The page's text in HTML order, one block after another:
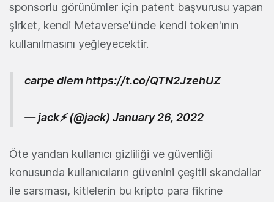
sponsorlu görünümler için patent başvurusu yapan
şirket, kendi Metaverse'ünde kendi token'ının
kullanılmasını yeğleyecektir.
carpe diemhttps://t.co/QTN2JzehUZ
— jack⚡️ (@jack) January 26, 2022
Öte yandan kullanıcı gizliliği ve güvenliği
konusunda kullanıcıların güvenini çeşitli skandallar
ile sarsması, kitlelerin bu kripto para fikrine